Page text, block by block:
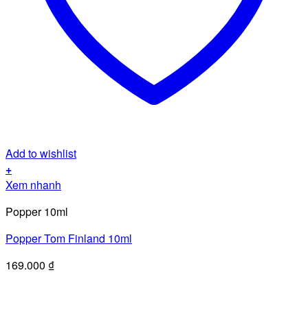
Add to wishlist
+
Xem nhanh
Popper 10ml
Popper Tom Finland 10ml
169.000 ₫